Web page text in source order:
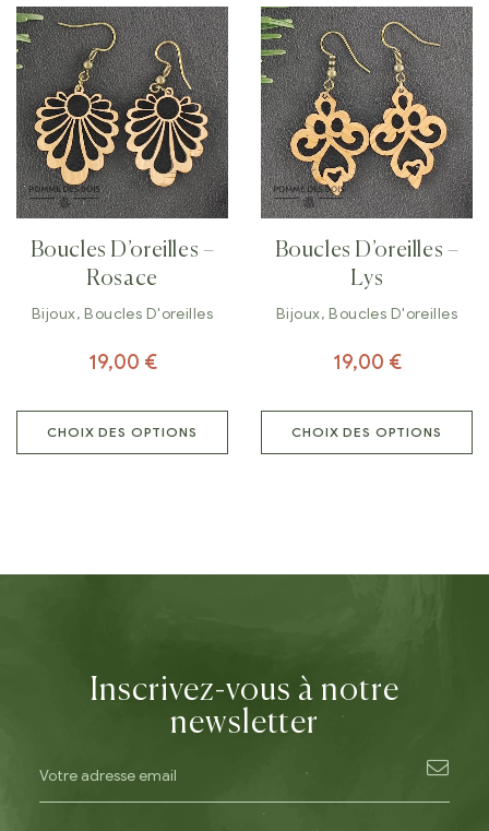
Boucles D’oreilles –
Rosace
Bijoux,Boucles D'oreilles
19,00 €
CHOIX DES OPTIONS
Boucles D’oreilles –
Lys
Bijoux,Boucles D'oreilles
19,00 €
CHOIX DES OPTIONS
Inscrivez-vous à notre
newsletter